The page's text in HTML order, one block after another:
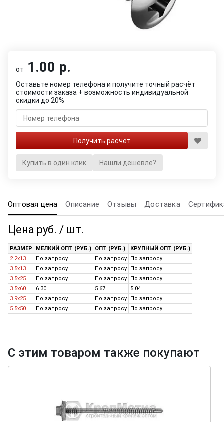
от 1.00 р.
Оставьте номер телефона и получите точный расчёт
стоимости заказа + возможность индивидуальной
скидки до 20%
Купить в один клик Нашли дешевле?
Оптовая цена Описание Отзывы Доставка
Цена руб. / шт.
РАЗМЕР МЕЛКИЙ ОПТ (РУБ.) ОПТ (РУБ.)
КРУПНЫЙ ОПТ (РУБ.)
2.2x13
По запросу По запросу
По запросу
3.5x13
По запросу По запросу
По запросу
3.5x25
По запросу По запросу
По запросу
3.5x60
6.30 5.67
5.04
3.9x25
По запросу По запросу
По запросу
5.5x50
По запросу По запросу По запросу
С этим товаром также покупают